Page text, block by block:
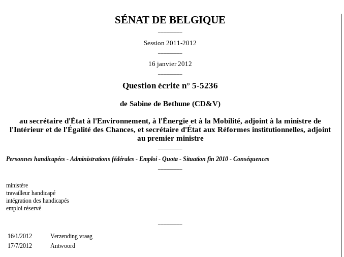
SÉNAT DE BELGIQUE
Session 2011-2012
16 janvier 2012
Question écrite n° 5-5236
deSabine de Bethune (CD&V)
au secrétaire d'État à l'Environnement, à l'Énergie et à la Mobilité, adjoint à la ministre de
l'Intérieur et de l'Égalité des Chances, et secrétaire d'État aux Réformes institutionnelles, adjoint
au premier ministre
Personnes handicapées - Administrations fédérales - Emploi - Quota - Situation fin 2010 - Conséquences
ministère
travailleur handicapé
intégration des handicapés
emploi réservé
16/1/2012
Verzending vraag
17/7/2012
Antwoord